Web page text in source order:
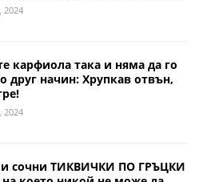
2024
карфиола така и няма да го
друг начин: Хрупкав отвън,
2024
и сочни ТИКВИЧКИ ПО ГРЪЦКИ